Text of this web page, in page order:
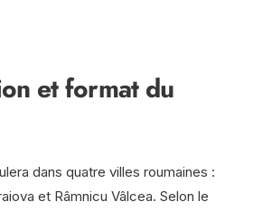
et format du
dans quatre villes roumaines :
et Râmnicu Vâlcea. Selon le